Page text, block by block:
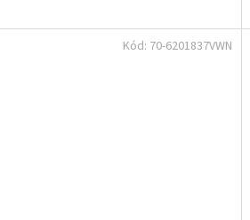
Kód: 70-6201837VWN